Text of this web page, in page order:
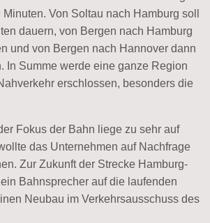
Von Soltau nach Hamburg soll
dauern, von Bergen nach Hamburg
und von Bergen nach Hannover dann
In Summe werde eine ganze Region
erschlossen, besonders die
Fokus der Bahn liege zu sehr auf
das Unternehmen auf Nachfrage
Zur Zukunft der Strecke Hamburg-
Bahnsprecher auf die laufenden
Neubau im Verkehrsausschuss des